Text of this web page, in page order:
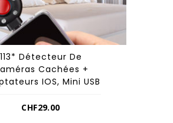
113* Détecteur De
Cachées +
IOS, Mini USB
CHF29.00